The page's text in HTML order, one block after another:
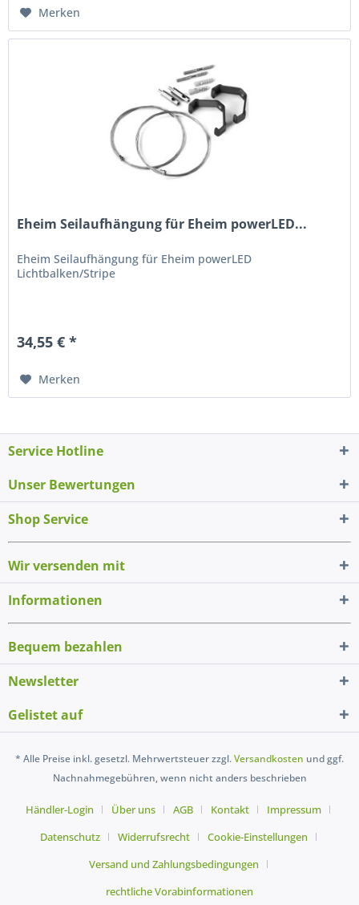
Merken
Eheim Seilaufhängung für Eheim powerLED...
Eheim Seilaufhängung für Eheim powerLED
Lichtbalken/Stripe
34,55 € *
Merken
Service Hotline
Unser Bewertungen
Shop Service
Wir versenden mit
Informationen
Bequem bezahlen
Newsletter
Gelistet auf
* Alle Preise inkl. gesetzl. Mehrwertsteuer zzgl.Versandkosten und ggf.
Nachnahmegebühren, wenn nicht anders beschrieben
Händler-Login Über uns AGB Kontakt
Impressum
Datenschutz
Widerrufsrecht
Cookie-Einstellungen
Versand und Zahlungsbedingungen
rechtliche Vorabinformationen